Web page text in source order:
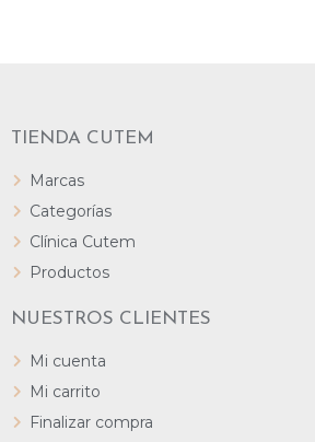
TIENDA CUTEM
Marcas
Categorías
Clínica Cutem
Productos
NUESTROS CLIENTES
Mi cuenta
Mi carrito
Finalizar compra